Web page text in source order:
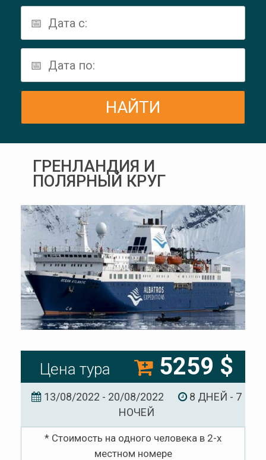
ГРЕНЛАНДИЯ И
ПОЛЯРНЫЙ КРУГ
Цена тура 5259 $
13/08/2022 - 20/08/2022
8 ДНЕЙ - 7
НОЧЕЙ
* Стоимость на одного человека в 2-х
местном номере